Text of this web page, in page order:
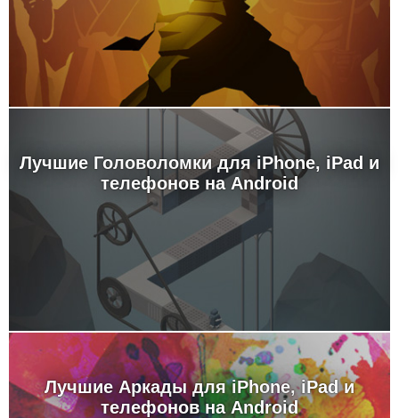
Лучшие Головоломки для iPhone, iPad и
телефонов на Android
Лучшие Аркады для iPhone, iPad и
телефонов на Android